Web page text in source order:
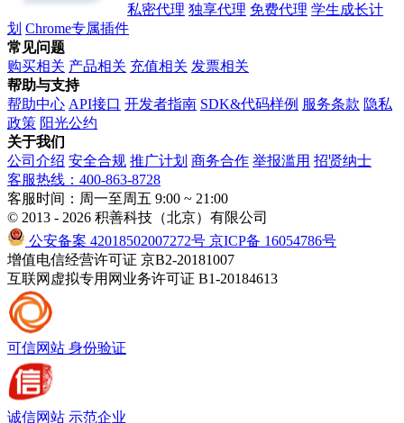
私密代理 独享代理 免费代理 学生成长计
划 Chrome专属插件
常见问题
购买相关 产品相关 充值相关 发票相关
帮助与支持
帮助中心 API接口 开发者指南 SDK&代码样例 服务条款 隐私
政策 阳光公约
关于我们
公司介绍 安全合规 推广计划 商务合作 举报滥用 招贤纳士
客服热线：400-863-8728
客服时间：周一至周五 9:00 ~ 21:00
© 2013 - 2026 积善科技（北京）有限公司
公安备案 42018502007272号 京ICP备 16054786号
增值电信经营许可证 京B2-20181007
互联网虚拟专用网业务许可证 B1-20184613
可信网站 身份验证
诚信网站 示范企业